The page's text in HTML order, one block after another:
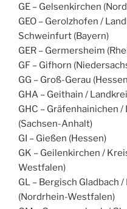
GE – Gelsenkirchen
GEO – Gerolzhofen /
Schweinfurt (Bayern)
GER – Germersheim
GF – Gifhorn
GG – Groß-Gerau
GHA – Geithain /
GHC – Gräfenhainichen
(Sachsen-Anhalt)
GI – Gießen (Hessen)
GK – Geilenkirchen /
Westfalen)
GL – Bergisch Gladbach
(Nordrhein-Westfalen)